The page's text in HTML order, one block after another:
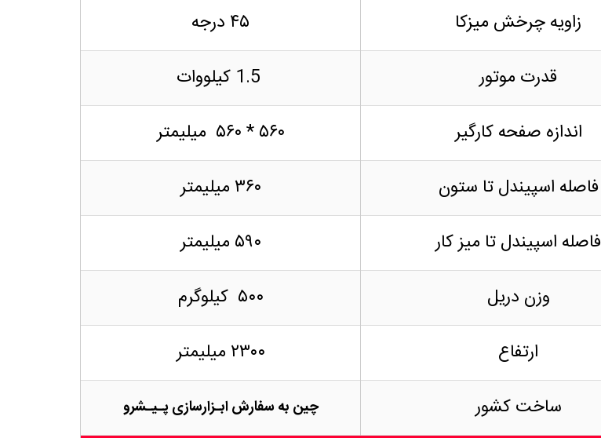
۴۵ درجه
زاویه چرخش میزکا
قدرت موتور
۵۶۰ * ۵۶۰ میلیمتر
اندازه صفحه کارگیر
۳۶۰ میلیمتر
فاصله اسپیندل تا ستون
۵۹۰ میلیمتر
فاصله اسپیندل تا میز کار
۵۰۰ کیلوگرم
وزن دریل
۲۳۰۰ میلیمتر
ارتفاع
چین به سفارشابـزارسازی پـیـشرو ساخت کشور